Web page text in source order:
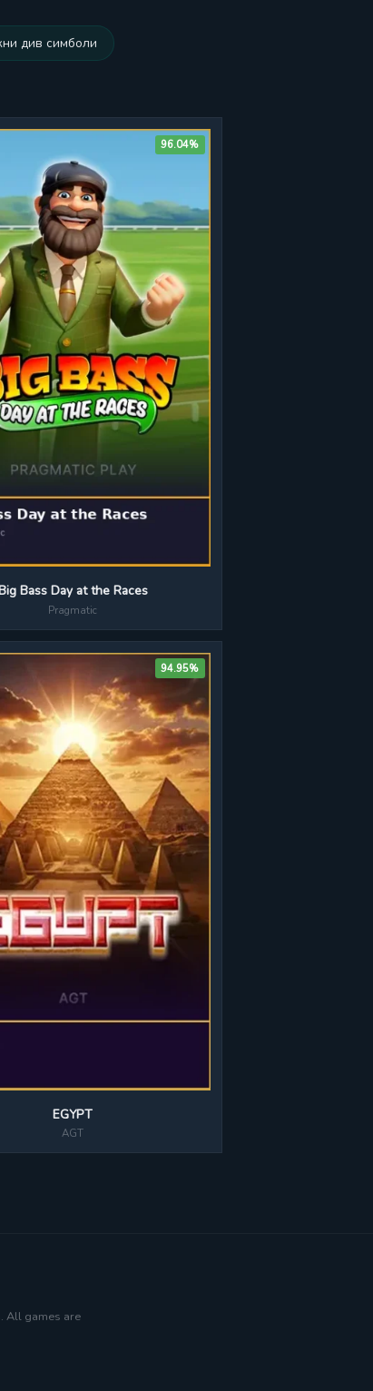
див симболи
96.04%
Bass Day at the Races
Pragmatic
94.95%
EGYPT
AGT
All games are